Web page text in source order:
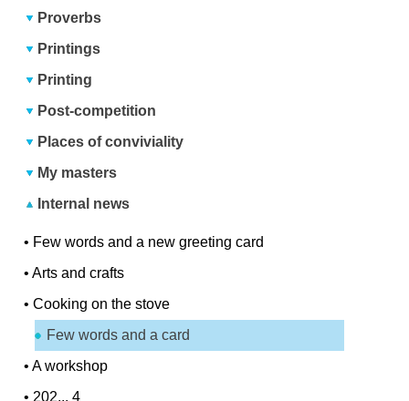
Proverbs
Printings
Printing
Post-competition
Places of conviviality
My masters
Internal news
• Few words and a new greeting card
•Arts and crafts
•Cooking on the stove
Few words and a card
•A workshop
• 202... 4